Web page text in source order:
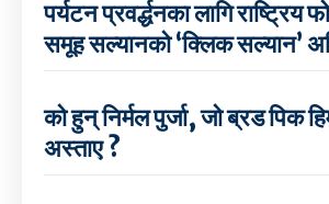
पर्यटन प्रवर्द्धनका लागि राष्ट्रिय
समूह सल्यानको ‘क्लिक सल्यान’
को हुन् निर्मल पुर्जा, जो ब्रड पिक
अस्ताए ?